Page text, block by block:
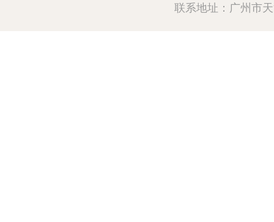
联系地址：广州市